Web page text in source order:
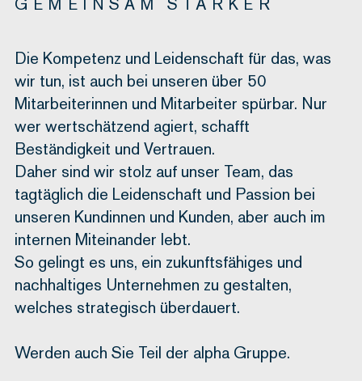
Die Kompetenz und Leidenschaft für das, was
wir tun, ist auch bei unseren über 50
Mitarbeiterinnen und Mitarbeiter spürbar. Nur
wer wertschätzend agiert, schafft
Beständigkeit und Vertrauen.
Daher sind wir stolz auf unser Team, das
tagtäglich die Leidenschaft und Passion bei
unseren Kundinnen und Kunden, aber auch im
internen Miteinander lebt.
So gelingt es uns, ein zukunftsfähiges und
nachhaltiges Unternehmen zu gestalten,
welches strategisch überdauert.
Werden auch Sie Teil der alphaGruppe.